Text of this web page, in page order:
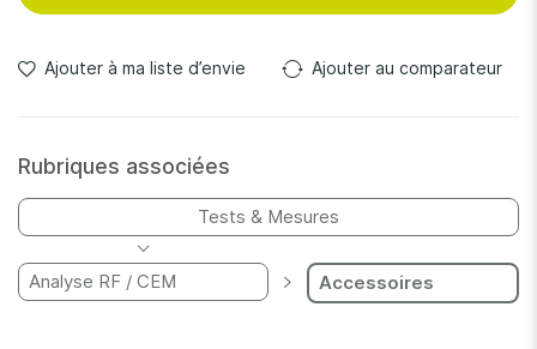
Ajouter à ma liste d’envie Ajouter au comparateur
Rubriques associées
Tests & Mesures
Analyse RF / CEM Accessoires